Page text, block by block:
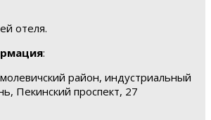
отеля.
:
район, индустриальный
Пекинский проспект, 27